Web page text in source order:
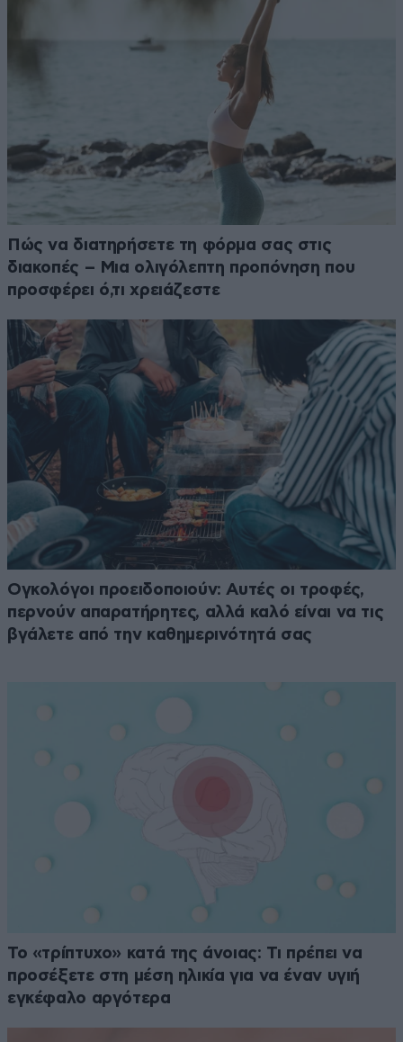
Πώς να διατηρήσετε τη φόρμα σας στις
διακοπές – Μια ολιγόλεπτη προπόνηση που
προσφέρει ό,τι χρειάζεστε
Ογκολόγοι προειδοποιούν: Αυτές οι τροφές,
περνούν απαρατήρητες, αλλά καλό είναι να τις
βγάλετε από την καθημερινότητά σας
Το «τρίπτυχο» κατά της άνοιας: Τι πρέπει να
προσέξετε στη μέση ηλικία για να έναν υγιή
εγκέφαλο αργότερα